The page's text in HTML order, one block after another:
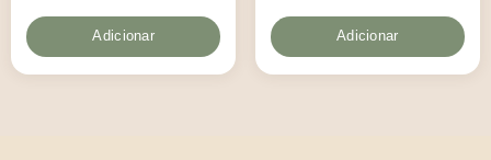
Adicionar Adicionar